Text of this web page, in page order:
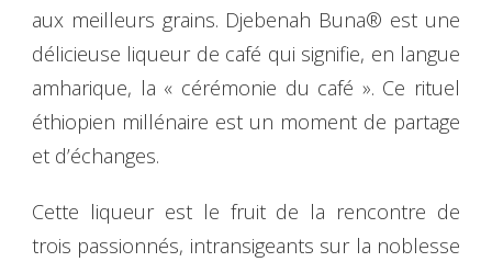
aux meilleurs grains. Djebenah Buna® est une
délicieuse liqueur de café qui signifie, en langue
amharique, la « cérémonie du café ». Ce rituel
éthiopien millénaire est un moment de partage
et d’échanges.
Cette liqueur est le fruit de la rencontre de
trois passionnés, intransigeants sur la noblesse